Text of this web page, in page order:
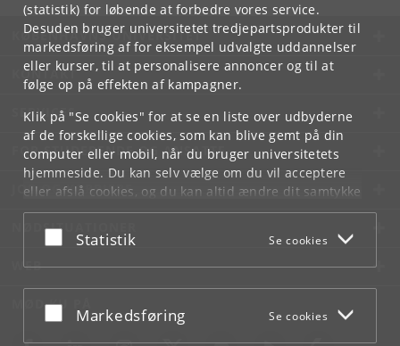
(statistik) for løbende at forbedre vores service.
Desuden bruger universitetet tredjepartsprodukter til
markedsføring af for eksempel udvalgte uddannelser
eller kurser, til at personalisere annoncer og til at
følge op på effekten af kampagner.
Klik på "Se cookies" for at se en liste over udbyderne
af de forskellige cookies, som kan blive gemt på din
computer eller mobil, når du bruger universitetets
hjemmeside. Du kan selv vælge om du vil acceptere
eller afslå cookies, og du kan altid ændre dit samtykke
underCookie- og privatlivspolitiksom du finder i
bunden af hver side.
Acceptér eller afslå
Statistik Se cookies
Acceptér eller afslå
Markedsføring Se cookies
KØBENHAVNS UNIVERSITET
KONTAKT
SERVICES
FOR STUDERENDE OG ANSATTE
JOB OG KARRIERE
NØDSITUATIONER
WEB
MØD KU PÅ